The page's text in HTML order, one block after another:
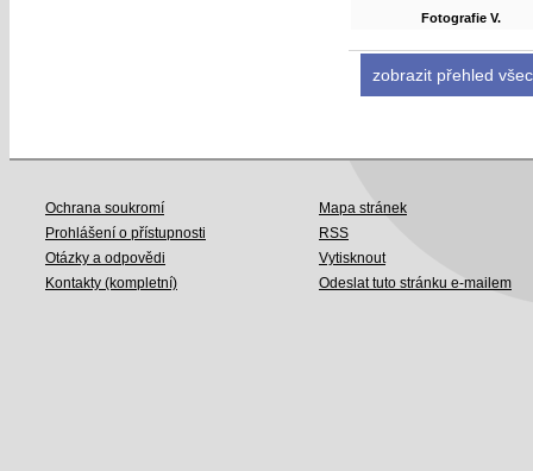
Fotografie V.
zobrazit přehled
Ochrana soukromí
Prohlášení o přístupnosti
Otázky a odpovědi
Kontakty (kompletní)
Mapa stránek
RSS
Vytisknout
Odeslat tuto stránku e-mailem